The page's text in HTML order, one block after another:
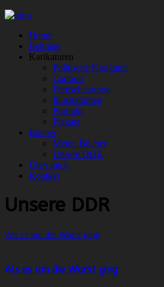
Home
Beiträge
Karikaturen
Politische Karikatur
Cartoon
Fernsehcartoon
Illustrationen
Portraits
Plakate
Bücher
Meine Bücher
Unsere DDR
Über mich
Kontakt
Unsere DDR
Als es um die Wurst ging
Als es um die Wurst ging